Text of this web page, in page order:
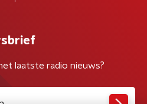
laatste radio nieuws?